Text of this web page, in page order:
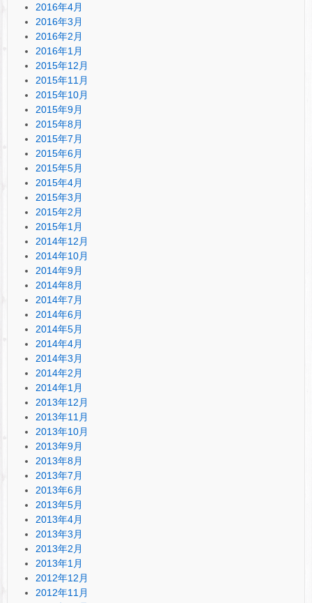
2016年4月
2016年3月
2016年2月
2016年1月
2015年12月
2015年11月
2015年10月
2015年9月
2015年8月
2015年7月
2015年6月
2015年5月
2015年4月
2015年3月
2015年2月
2015年1月
2014年12月
2014年10月
2014年9月
2014年8月
2014年7月
2014年6月
2014年5月
2014年4月
2014年3月
2014年2月
2014年1月
2013年12月
2013年11月
2013年10月
2013年9月
2013年8月
2013年7月
2013年6月
2013年5月
2013年4月
2013年3月
2013年2月
2013年1月
2012年12月
2012年11月